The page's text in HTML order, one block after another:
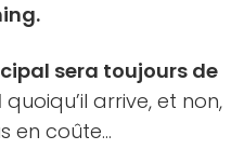
sera toujours de
quoiqu’il arrive, et non,
en coûte…